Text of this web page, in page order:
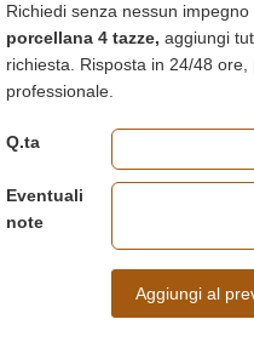
Richiedi senza nessun
porcellana 4 tazze, aggiungi
richiesta. Risposta in 24/48
professionale.
Q.ta
Eventuali
note
Aggiungi al